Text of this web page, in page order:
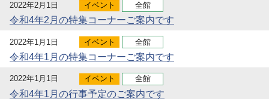
2022年2月1日 イベント 全館
令和4年2月の特集コーナーご案内です
2022年1月1日 イベント 全館
令和4年1月の特集コーナーご案内です
2022年1月1日 イベント 全館
令和4年1月の行事予定のご案内です